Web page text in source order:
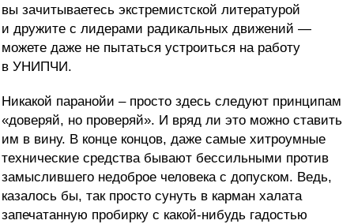
вы зачитываетесь экстремистской литературой
и дружите с лидерами радикальных движений —
можете даже не пытаться устроиться на работу
в УНИПЧИ.
Никакой паранойи – просто здесь следуют принципам
«доверяй, но проверяй». И вряд ли это можно ставить
им в вину. В конце концов, даже самые хитроумные
технические средства бывают бессильными против
замыслившего недоброе человека с допуском. Ведь,
казалось бы, так просто сунуть в карман халата
запечатанную пробирку с какой-нибудь гадостью